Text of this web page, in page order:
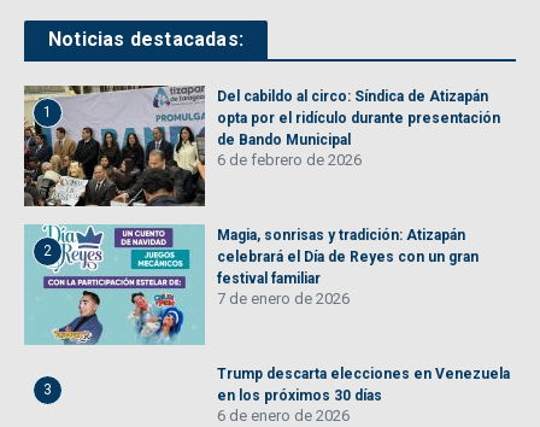
Noticias destacadas:
1
Del cabildo al circo: Síndica de Atizapán
opta por el ridículo durante presentación
de Bando Municipal
6 de febrero de 2026
2
Magia, sonrisas y tradición: Atizapán
celebrará el Día de Reyes con un gran
festival familiar
7 de enero de 2026
3
Trump descarta elecciones en Venezuela
en los próximos 30 días
6 de enero de 2026